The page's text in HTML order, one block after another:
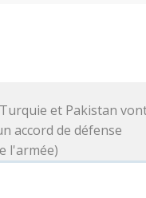
et Pakistan
accord de défense
l'armée)